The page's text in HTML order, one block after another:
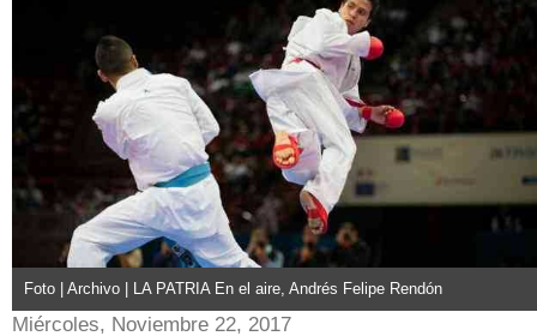
Foto | Archivo | LA PATRIA En el aire, Andrés Felipe Rendón
Miércoles, Noviembre 22, 2017